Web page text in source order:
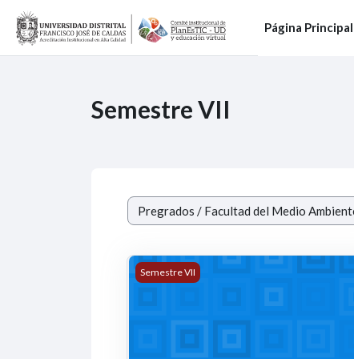
Salta al contenido principal
Página Principal
Semestre VII
Categorías
18111814 - TRATAMIENTO Y
Semestre VII